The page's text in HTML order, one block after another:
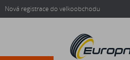
Nová registrace do velkoobchodu